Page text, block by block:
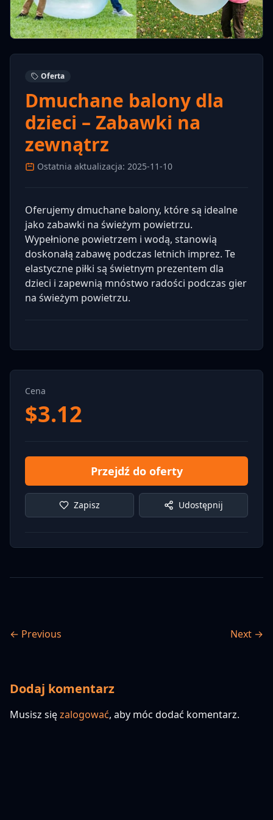
Oferta
Dmuchane balony dla
dzieci – Zabawki na
zewnątrz
Ostatnia aktualizacja: 2025-11-10
Oferujemy dmuchane balony, które są idealne
jako zabawki na świeżym powietrzu.
Wypełnione powietrzem i wodą, stanowią
doskonałą zabawę podczas letnich imprez. Te
elastyczne piłki są świetnym prezentem dla
dzieci i zapewnią mnóstwo radości podczas gier
na świeżym powietrzu.
Cena
$3.12
Przejdź do oferty
Zapisz Udostępnij
← Previous Next →
Dodaj komentarz
Musisz sięzalogować, aby móc dodać komentarz.